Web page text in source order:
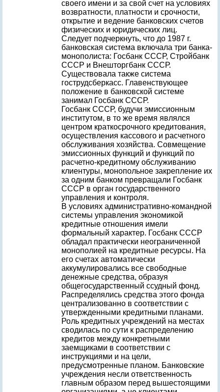
своего имени и за свой счет на условиях
возвратности, платности и срочности,
открытие и ведение банковских счетов
физических и юридических лиц.
Следует подчеркнуть, что до 1987 г.
банковская система включала три банка-
монополиста: Госбанк СССР, Стройбанк
СССР и Внешторгбанк СССР.
Существовала также система
гострудсберкасс. Главенствующее
положение в банковской системе
занимал Госбанк СССР.
Госбанк СССР, будучи эмиссионным
институтом, в то же время являлся
центром краткосрочного кредитования,
осуществления кассового и расчетного
обслуживания хозяйства. Совмещение
эмиссионных функций и функций по
расчетно-кредитному обслуживанию
клиентуры, монопольное закрепление их
за одним банком превращали Госбанк
СССР в орган государственного
управления и контроля.
В условиях административно-командной
системы управления экономикой
кредитные отношения имели
формальный характер. Госбанк СССР
обладал практически неограниченной
монополией на кредитные ресурсы. На
его счетах автоматически
аккумулировались все свободные
денежные средства, образуя
общегосударственный ссудный фонд.
Распределялись средства этого фонда
централизованно в соответствии с
утвержденными кредитными планами.
Роль кредитных учреждений на местах
сводилась по сути к распределению
кредитов между конкретными
заемщиками в соответствии с
инструкциями и на цели,
предусмотренные планом. Банковские
учреждения несли ответственность
главным образом перед вышестоящими